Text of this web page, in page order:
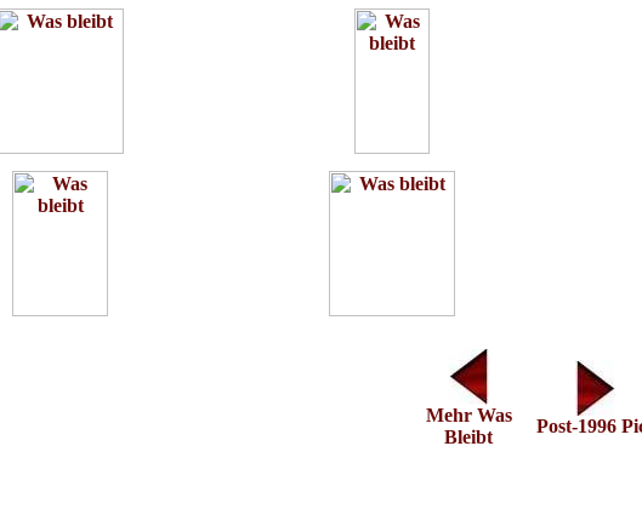
Mehr Was
Bleibt
Post-1996